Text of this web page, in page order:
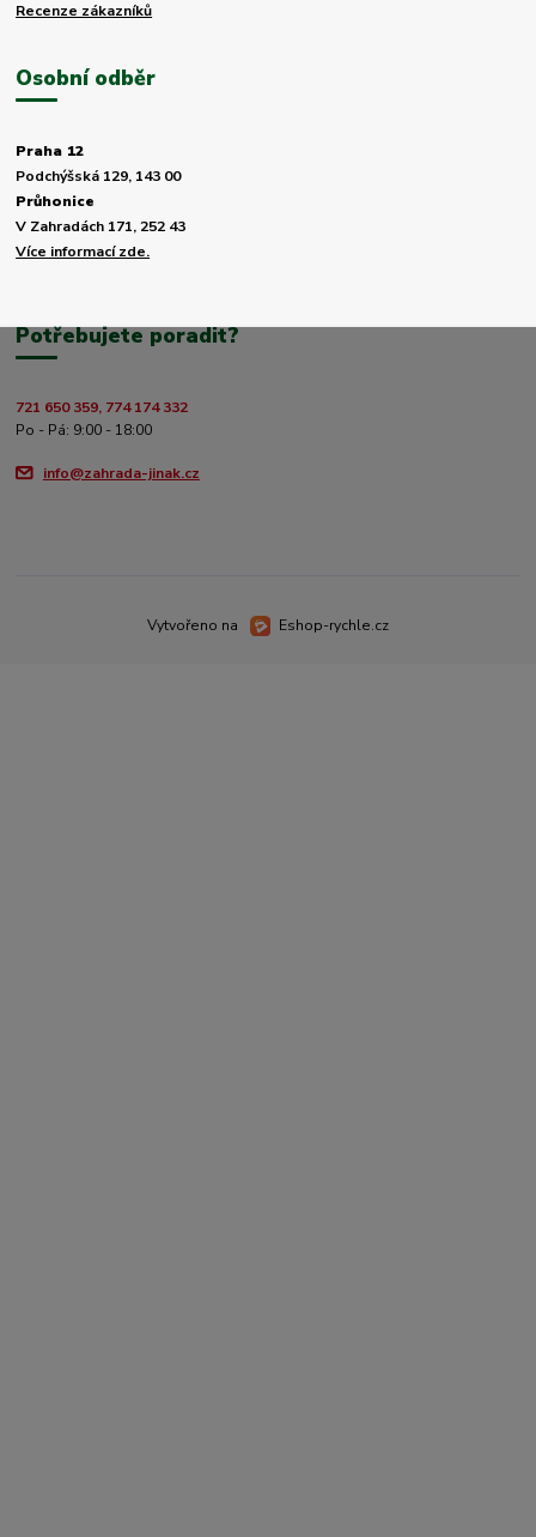
Recenze zákazníků
Osobní odběr
Praha 12
Podchýšská 129, 143 00
Průhonice
V Zahradách 171, 252 43
Více informací zde.
Potřebujete poradit?
721 650 359, 774 174 332
Po - Pá: 9:00 - 18:00
info@zahrada-jinak.cz
Vytvořeno na Eshop-rychle.cz